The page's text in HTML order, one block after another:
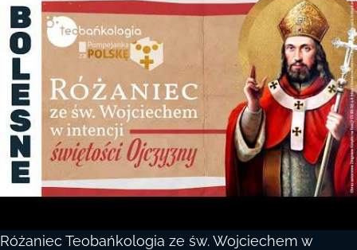
Różaniec Teobańkologia ze św. Wojciechem w